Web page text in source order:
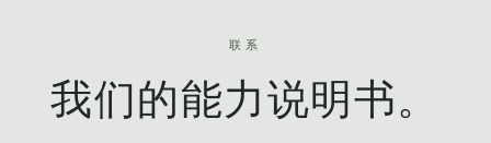
联系
我们的能力说明书。